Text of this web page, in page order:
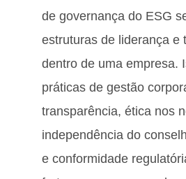
de governança do ESG
estruturas de liderança e
dentro de uma empresa.
práticas de gestão
transparência, ética nos
independência do
e conformidade